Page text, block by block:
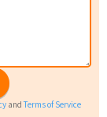
andTerms of Service